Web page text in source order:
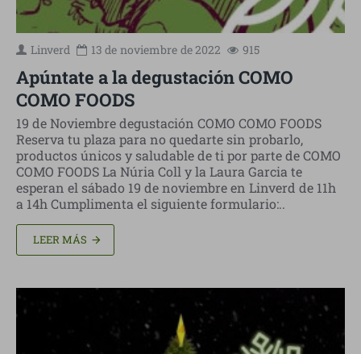
Linverd 13 de noviembre de 2022 915
Apúntate a la degustación COMO
COMO FOODS
19 de Noviembre degustación COMO COMO FOODS
Reserva tu plaza para no quedarte sin probarlo,
productos únicos y saludable de ti por parte de COMO
COMO FOODS La Núria Coll y la Laura Garcia te
esperan el sábado 19 de noviembre en Linverd de 11h
a 14h Cumplimenta el siguiente formulario:..
LEER MÁS